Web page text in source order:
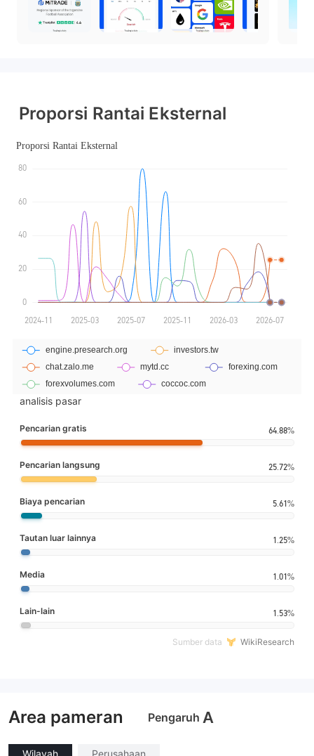
Proporsi Rantai Eksternal
analisis pasar
Pencarian gratis 64.88%
Pencarian langsung 25.72%
Biaya pencarian 5.61%
Tautan luar lainnya 1.25%
Media 1.01%
Lain-lain 1.53%
Sumber data WikiResearch
Area pameran Pengaruh A
Wilayah Perusahaan